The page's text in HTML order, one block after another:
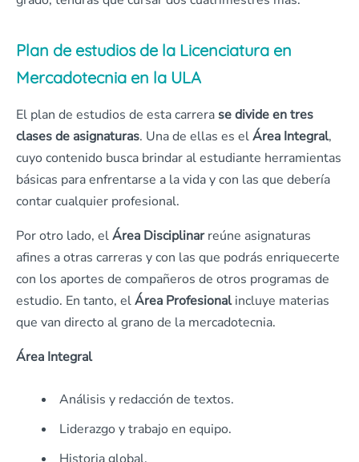
Plan de estudios de la Licenciatura en
Mercadotecnia en la ULA
El plan de estudios de esta carrerase divide en tres
clases de asignaturas. Una de ellas es elÁrea Integral,
cuyo contenido busca brindar al estudiante herramientas
básicas para enfrentarse a la vida y con las que debería
contar cualquier profesional.
Por otro lado, elÁrea Disciplinarreúne asignaturas
afines a otras carreras y con las que podrás enriquecerte
con los aportes de compañeros de otros programas de
estudio. En tanto, elÁrea Profesionalincluye materias
que van directo al grano de la mercadotecnia.
Área Integral
Análisis y redacción de textos.
Liderazgo y trabajo en equipo.